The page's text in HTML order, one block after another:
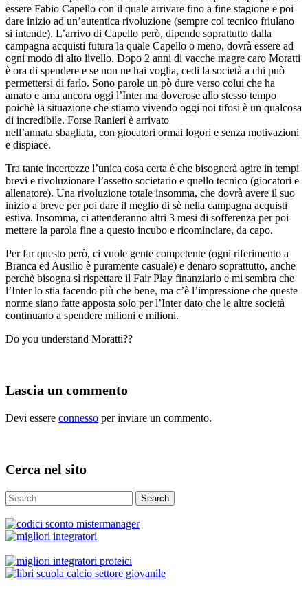
essere Fabio Capello con il quale arrivare fino a fine stagione e poi
dare inizio ad un’autentica rivoluzione (sempre col tecnico friulano
si intende). L’arrivo di Capello però, dipende soprattutto dalla
campagna acquisti futura la quale Capello o meno, dovrà essere ad
ogni modo di alto livello. Dopo 2 anni di vacche magre caro Moratti
è ora di spendere e se non ne hai voglia, cedi la società a chi può
permettersi di farlo. Sono parole un pò dure verso colui che ha
amato e ama ancora oggi l’Inter ma doverose allo stesso tempo
poichè la situazione che stiamo vivendo oggi noi tifosi è un qualcosa
di incredibile. Forse Ranieri è arrivato
nell’annata sbagliata, con giocatori ormai logori e senza motivazioni
e dispiace.
Tra tante incertezze l’unica cosa certa è che bisognerà agire in tempi
brevi e rivoluzionare l’assetto societario e quello tecnico (giocatori e
allenatore). Una rivoluzione totale insomma, che dovrà avere il suo
inizio a breve per poi dare il meglio di sè nella campagna acquisti
estiva. Insomma, ci attenderanno altri 3 mesi di sofferenza per poi
mettere la parola fine a questo incubo e ricominciare, da capo.
Per far questo però, ci vuole gente competente (ogni riferimento a
Branca ed Ausilio è puramente casuale) e denaro soprattutto, anche
perchè bisogna sì rispettare il Fair Play finanziario e mi sembra che
l’Inter lo stia facendo più che bene, ma c’è l’impressione che queste
norme siano fatte apposta solo per l’Inter dato che le altre società
continuano a spendere milioni e milioni.
Do you understand Moratti??
Lascia un commento
Devi essere connesso per inviare un commento.
Cerca nel sito
Search